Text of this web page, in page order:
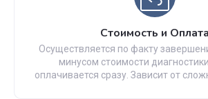
Стоимость и Оплата
Осуществляется по факту
минусом стоимости
оплачивается сразу. Зависит от